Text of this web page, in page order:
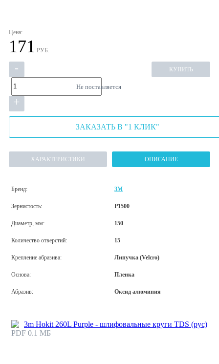
Цена:
171 РУБ.
-
+
КУПИТЬ
Не поставляется
ЗАКАЗАТЬ В "1 КЛИК"
ХАРАКТЕРИСТИКИ ОПИСАНИЕ
Бренд: 3M
Зернистость: P1500
Диаметр, мм: 150
Количество отверстий: 15
Крепление абразива: Липучка (Velcro)
Основа: Пленка
Абразив: Оксид алюминия
3m Hokit 260L Purple - шлифовальные круги TDS (рус)
PDF 0.1 МБ